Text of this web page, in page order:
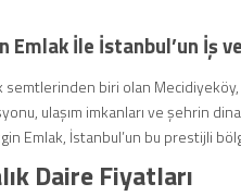
Emlak İle İstanbul’un İş
semtlerinden biri olan
ulaşım imkanları ve şehrin
Emlak, İstanbul’un bu prestijli
Daire Fiyatları